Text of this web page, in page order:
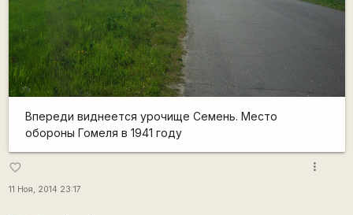
Впереди виднеется урочище Семень. Место
обороны Гомеля в 1941 году
favorite_border
11 Ноя, 2014 23:17
more_vert